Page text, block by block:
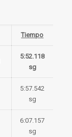
Tiempo
5:52.118
sg
5:57.542
sg
6:07.157
sg